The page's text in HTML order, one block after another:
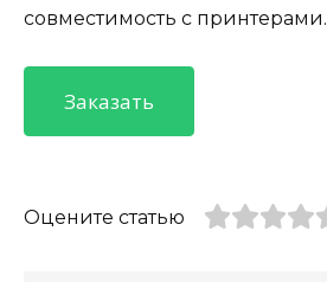
совместимость с принтерами.
Заказать
Оцените статью